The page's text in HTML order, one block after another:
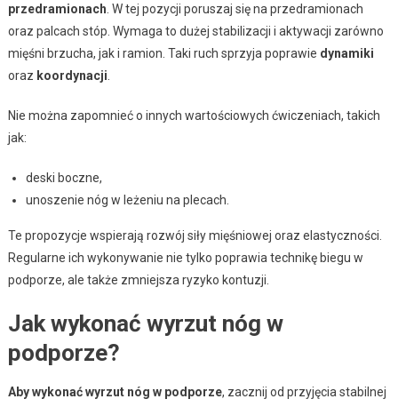
przedramionach . W tej pozycji poruszaj się na przedramionach
oraz palcach stóp. Wymaga to dużej stabilizacji i aktywacji zarówno
mięśni brzucha, jak i ramion. Taki ruch sprzyja poprawie dynamiki
oraz koordynacji
Nie można zapomnieć o innych wartościowych ćwiczeniach, takich
jak:
deski boczne,
unoszenie nóg w leżeniu na plecach.
Te propozycje wspierają rozwój siły mięśniowej oraz elastyczności.
Regularne ich wykonywanie nie tylko poprawia technikę biegu w
podporze, ale także zmniejsza ryzyko kontuzji.
Jak wykonać wyrzut nóg w
podporze?
Aby wykonać wyrzut nóg w podporze, zacznij od przyjęcia stabilnej